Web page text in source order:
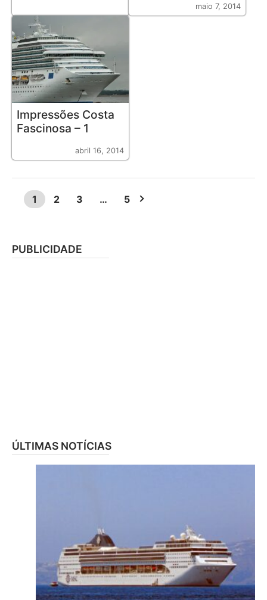
maio 7, 2014
Impressões Costa
Fascinosa – 1
abril 16, 2014
1 2 3 … 5
PUBLICIDADE
ÚLTIMAS NOTÍCIAS